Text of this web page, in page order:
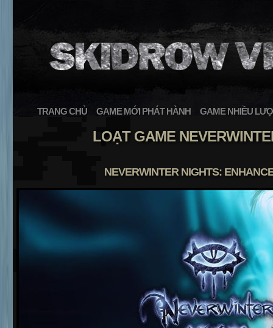
TRANG CHỦ GAME MỚI PHÁT HÀNH GAME NHIỀU
LOẠT GAME
NEVERWINTER NIGHTS: